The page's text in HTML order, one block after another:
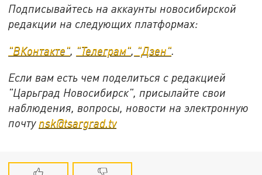
Подписывайтесь на аккаунты новосибирской
редакции на следующих платформах:
"ВКонтакте", "Телеграм", "Дзен".
Если вам есть чем поделиться с редакцией
"Царьград Новосибирск", присылайте свои
наблюдения, вопросы, новости на электронную
почту nsk@tsargrad.tv